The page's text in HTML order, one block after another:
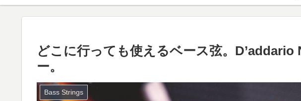
どこに行っても使えるベース弦。D’addario
ー。
Bass Strings